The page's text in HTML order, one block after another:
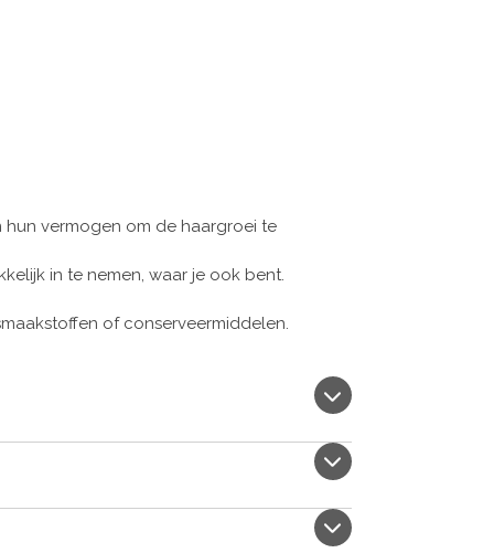
vermogen om de haargroei te
in te nemen, waar je ook bent.
of conserveermiddelen.